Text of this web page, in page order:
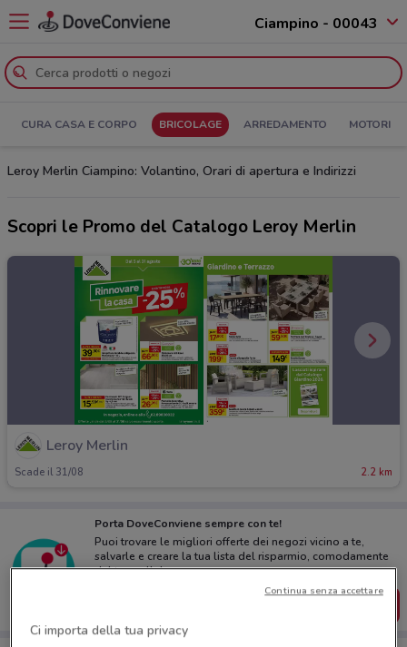
Ciampino - 00043
CURA CASA E CORPO BRICOLAGE ARREDAMENTO MOTORI
Leroy Merlin Ciampino: Volantino, Orari di apertura e Indirizzi
Scopri le Promo del Catalogo Leroy Merlin
Leroy Merlin
Scade il 31/08 2.2 km
Porta DoveConviene sempre con te!
Puoi trovare le migliori offerte dei negozi vicino a te,
salvarle e creare la tua lista del risparmio, comodamente
dal tuo cellulare.
Ci importa della tua privacy
Continua senza accettare